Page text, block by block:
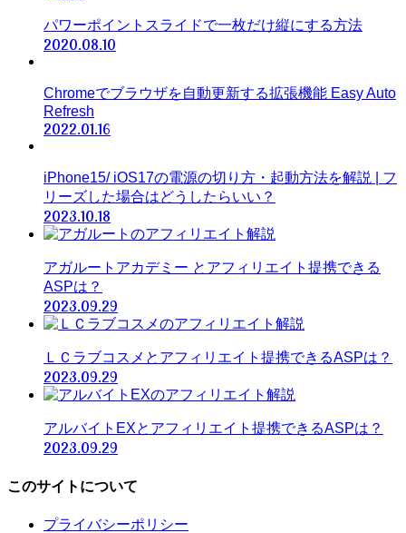
パワーポイントスライドで一枚だけ縦にする方法
2020.08.10
Chromeでブラウザを自動更新する拡張機能 Easy Auto
Refresh
2022.01.16
iPhone15/ iOS17の電源の切り方・起動方法を解説 | フ
リーズした場合はどうしたらいい？
2023.10.18
アガルートアカデミー とアフィリエイト提携できる
ASPは？
2023.09.29
ＬＣラブコスメとアフィリエイト提携できるASPは？
2023.09.29
アルバイトEXとアフィリエイト提携できるASPは？
2023.09.29
このサイトについて
プライバシーポリシー